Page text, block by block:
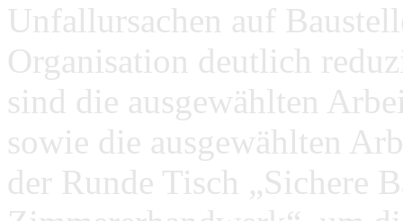
Unfallursachen auf
Organisation deutlich
sind die ausgewählten
sowie die ausgewählten
der Runde Tisch „Sichere